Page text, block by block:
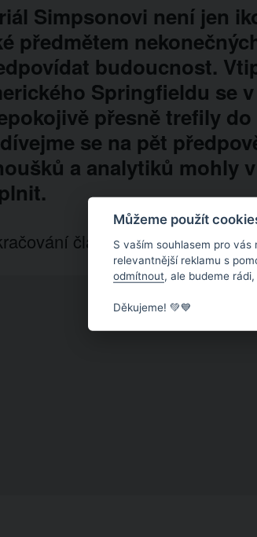
Simpsonovi není jen
předmětem
budoucnost.
Springfieldu se
přesně trefily
se na pět
a analytiků mohly
článku níže...
Můžeme použít
S vaším souhlasem pro
relevantnější reklamu s
odmítnout, ale budeme
Děkujeme! 💚💙